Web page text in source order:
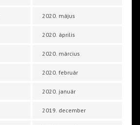
2020. május
2020. április
2020. március
2020. február
2020. január
2019. december